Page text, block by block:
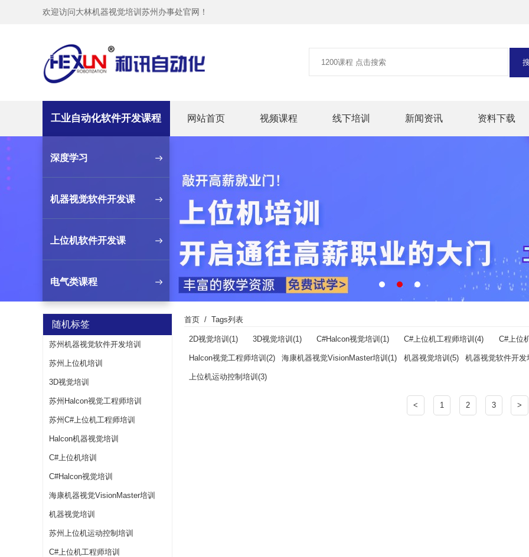
欢迎访问大林机器视觉培训苏州办事处官网！
工业自动化软件开发课程
深度学习
机器视觉软件开发课
上位机软件开发课
电气类课程
网站首页 视频课程 线下培训 新闻资讯 资料下载
随机标签
苏州机器视觉软件开发培训
苏州上位机培训
3D视觉培训
苏州Halcon视觉工程师培训
苏州C#上位机工程师培训
Halcon机器视觉培训
C#上位机培训
C#Halcon视觉培训
海康机器视觉VisionMaster培训
机器视觉培训
苏州上位机运动控制培训
C#上位机工程师培训
首页 Tags列表
2D视觉培训(1) 3D视觉培训(1) C#Halcon视觉培训(1) C#上位机工程师培训(4) C#上位
Halcon视觉工程师培训(2) 海康机器视觉VisionMaster培训(1) 机器视觉培训(5) 机器视觉软件开发
上位机运动控制培训(3)
< 1 2 3 >